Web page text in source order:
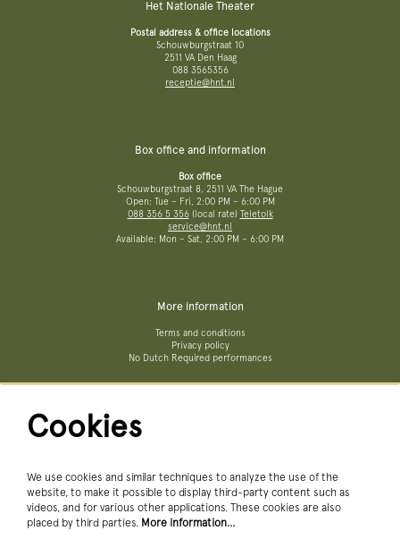
Het Nationale Theater
Postal address & office locations
Schouwburgstraat 10
2511 VA Den Haag
088 3565356
receptie@hnt.nl
Box office and information
Box office
Schouwburgstraat 8, 2511 VA The Hague
Open: Tue – Fri, 2:00 PM – 6:00 PM
088 356 5 356(local rate) Teletolk
service@hnt.nl
Available: Mon – Sat, 2:00 PM – 6:00 PM
More information
Terms and conditions
Privacy policy
No Dutch Required performances
Newsletter
Cookies
We use cookies and similar techniques to analyze the use of the
website, to make it possible to display third-party content such as
videos, and for various other applications. These cookies are also
placed by third parties. More information…